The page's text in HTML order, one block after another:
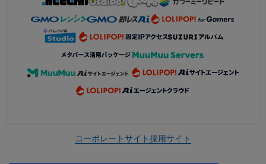
コーポレートサイト採用サイト